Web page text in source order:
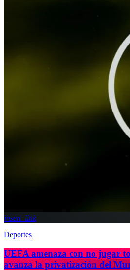
insert_link
Deportes
UEFA amenaza con no jugar
avanza la privatización del